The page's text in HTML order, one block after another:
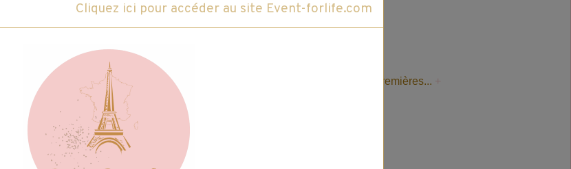
Fabricant : Henckel
Caractéristiques du produit
Le Chat Discs associe avancée technologique et efficacité avec les premières... +
d’infos
Contenance :25 Capsules | 0,625Kg(25x25g)
Cliquez ici pour accéder au site Event-forlife.com